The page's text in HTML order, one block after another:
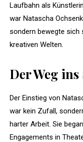
Laufbahn als
war Natascha
sondern bewegte sich
kreativen Welten.
Der Weg
Der Einstieg von
war kein Zufall,
harter Arbeit. Sie
Engagements in